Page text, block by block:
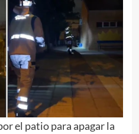
el patio para apagar la